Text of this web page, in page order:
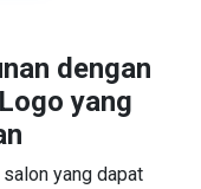
dengan
yang
yang dapat